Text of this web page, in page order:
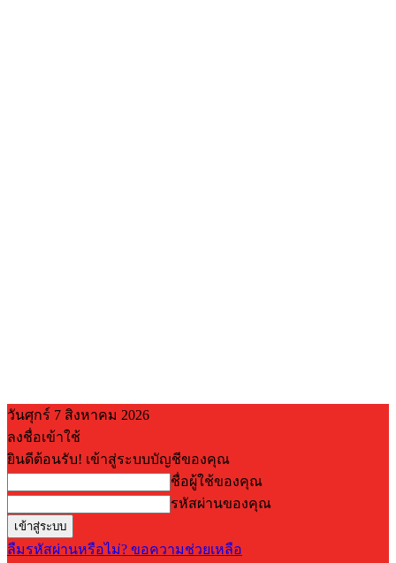
วันศุกร์ 7 สิงหาคม 2026
ลงชื่อเข้าใช้
ยินดีต้อนรับ! เข้าสู่ระบบบัญชีของคุณ
ชื่อผู้ใช้ของคุณ
รหัสผ่านของคุณ
ลืมรหัสผ่านหรือไม่? ขอความช่วยเหลือ